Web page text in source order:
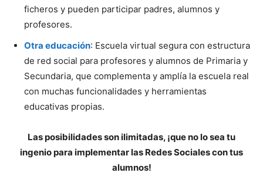
ficheros y pueden participar padres, alumnos y
profesores.
Otra educación: Escuela virtual segura con estructura
de red social para profesores y alumnos de Primaria y
Secundaria, que complementa y amplía la escuela real
con muchas funcionalidades y herramientas
educativas propias.
Las posibilidades son ilimitadas, ¡que no lo sea tu
ingenio para implementar las Redes Sociales con tus
alumnos!